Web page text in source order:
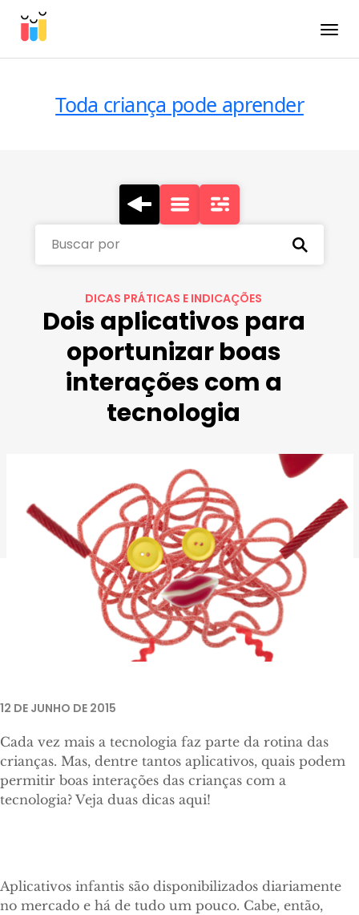
Toda criança pode aprender
Buscar por
DICAS PRÁTICAS E INDICAÇÕES
Dois aplicativos para
oportunizar boas
interações com a
tecnologia
12 DE JUNHO DE 2015
Cada vez mais a tecnologia faz parte da rotina das
crianças. Mas, dentre tantos aplicativos, quais podem
permitir boas interações das crianças com a
tecnologia? Veja duas dicas aqui!
Aplicativos infantis são disponibilizados diariamente
no mercado e há de tudo um pouco. Cabe, então,